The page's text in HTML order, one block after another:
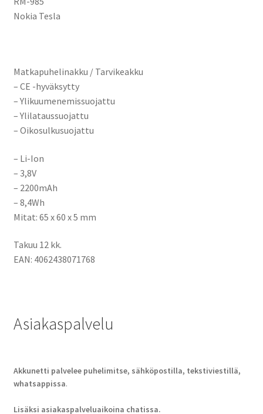
Nokia Tesla
Matkapuhelinakku / Tarvikeakku
– CE -hyväksytty
– Ylikuumenemissuojattu
– Ylilataussuojattu
– Oikosulkusuojattu
– Li-Ion
– 3,8V
– 2200mAh
– 8,4Wh
Mitat: 65 x 60 x 5 mm
Takuu 12 kk.
EAN: 4062438071768
Asiakaspalvelu
Akkunetti palvelee puhelimitse, sähköpostilla, tekstiviestillä,
whatsappissa.
Lisäksi asiakaspalveluaikoina chatissa.